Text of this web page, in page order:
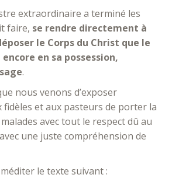
extraordinaire a terminé les
faire, se rendre directement à
le Corps du Christ que le
en sa possession,
.
nous venons d’exposer
et aux pasteurs de porter la
avec tout le respect dû au
une juste compréhension de
le texte suivant :